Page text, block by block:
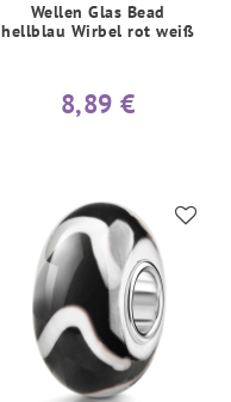
Wellen Glas Bead
hellblau Wirbel rot weiß
8,89 €